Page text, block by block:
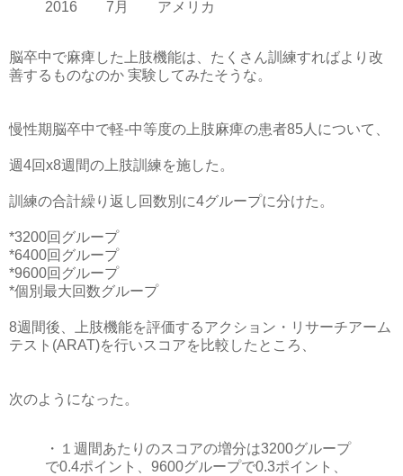
2016 7月 アメリカ
脳卒中で麻痺した上肢機能は、たくさん訓練すればより改
善するものなのか 実験してみたそうな。
慢性期脳卒中で軽-中等度の上肢麻痺の患者85人について、
週4回x8週間の上肢訓練を施した。
訓練の合計繰り返し回数別に4グループに分けた。
*3200回グループ
*6400回グループ
*9600回グループ
*個別最大回数グループ
8週間後、上肢機能を評価するアクション・リサーチアーム
テスト(ARAT)を行いスコアを比較したところ、
次のようになった。
・１週間あたりのスコアの増分は3200グループ
で0.4ポイント、9600グループで0.3ポイント、